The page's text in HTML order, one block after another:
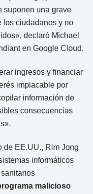
suponen una grave
los ciudadanos y no
declaró Michael
en Google Cloud.
ingresos y financiar
implacable por
información de
consecuencias
de EE.UU., Rim Jong
informáticos
malicioso